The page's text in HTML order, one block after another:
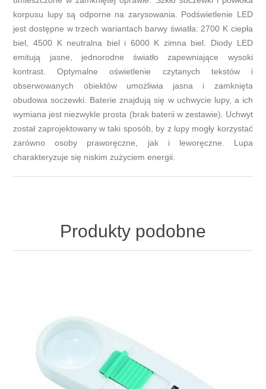
korpusu lupy są odporne na zarysowania. Podświetlenie LED
jest dostępne w trzech wariantach barwy światła: 2700 K ciepła
biel, 4500 K neutralna biel i 6000 K zimna biel. Diody LED
emitują jasne, jednorodne światło zapewniające wysoki
kontrast. Optymalne oświetlenie czytanych tekstów i
obserwowanych obiektów umożliwia jasna i zamknięta
obudowa soczewki. Baterie znajdują się w uchwycie lupy, a ich
wymiana jest niezwykle prosta (brak baterii w zestawie). Uchwyt
został zaprojektowany w taki sposób, by z lupy mogły korzystać
zarówno osoby praworęczne, jak i leworęczne. Lupa
charakteryzuje się niskim zużyciem energii.
Produkty podobne